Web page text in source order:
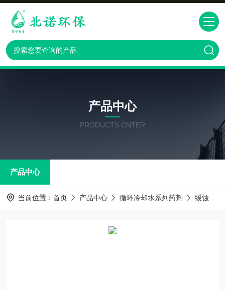
产品中心
PRODUCTS CNTER
产品中心
当前位置： 首页 产品中心 循环冷却水系列药剂 缓蚀阻垢剂